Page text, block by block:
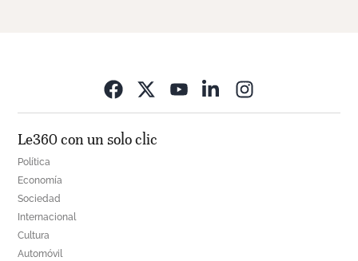
Le360 con un solo clic
Política
Economía
Sociedad
Internacional
Cultura
Automóvil